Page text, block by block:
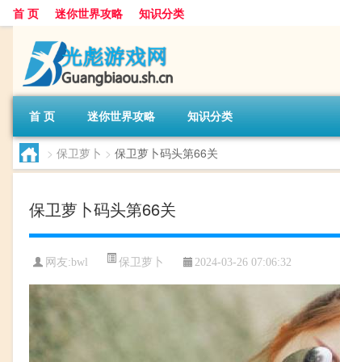
首 页 迷你世界攻略 知识分类
首 页 迷你世界攻略 知识分类
> 保卫萝卜 > 保卫萝卜码头第66关
保卫萝卜码头第66关
网友:bwl 保卫萝卜 2024-03-26 07:06:32